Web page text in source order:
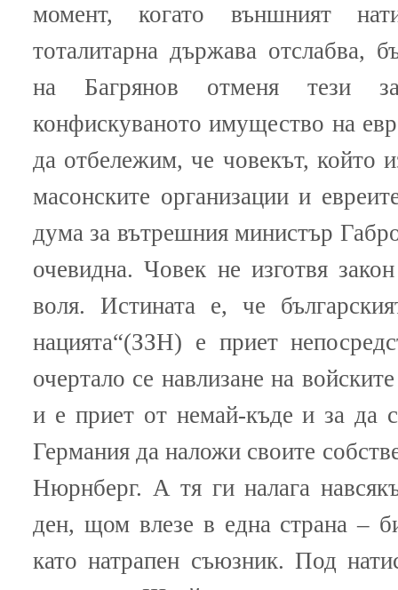
момент, когато външният
тоталитарна държава отслабва,
на Багрянов отменя тези
конфискуваното имущество на
да отбележим, че човекът, който
масонските организации и
дума за вътрешния министър
очевидна. Човек не изготвя
воля. Истината е, че
нацията“(ЗЗН) е приет
очертало се навлизане на
и е приет от немай-къде и за да
Германия да наложи своите
Нюрнберг. А тя ги налага
ден, щом влезе в една страна –
като натрапен съюзник. Под